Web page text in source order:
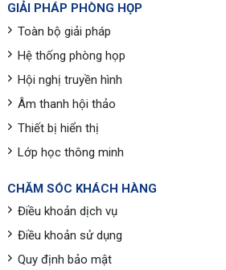
GIẢI PHÁP PHÒNG HỌP
Toàn bộ giải pháp
Hệ thống phòng họp
Hội nghị truyền hình
Âm thanh hội thảo
Thiết bị hiển thị
Lớp học thông minh
CHĂM SÓC KHÁCH HÀNG
Điều khoản dịch vụ
Điều khoản sử dụng
Quy định bảo mật